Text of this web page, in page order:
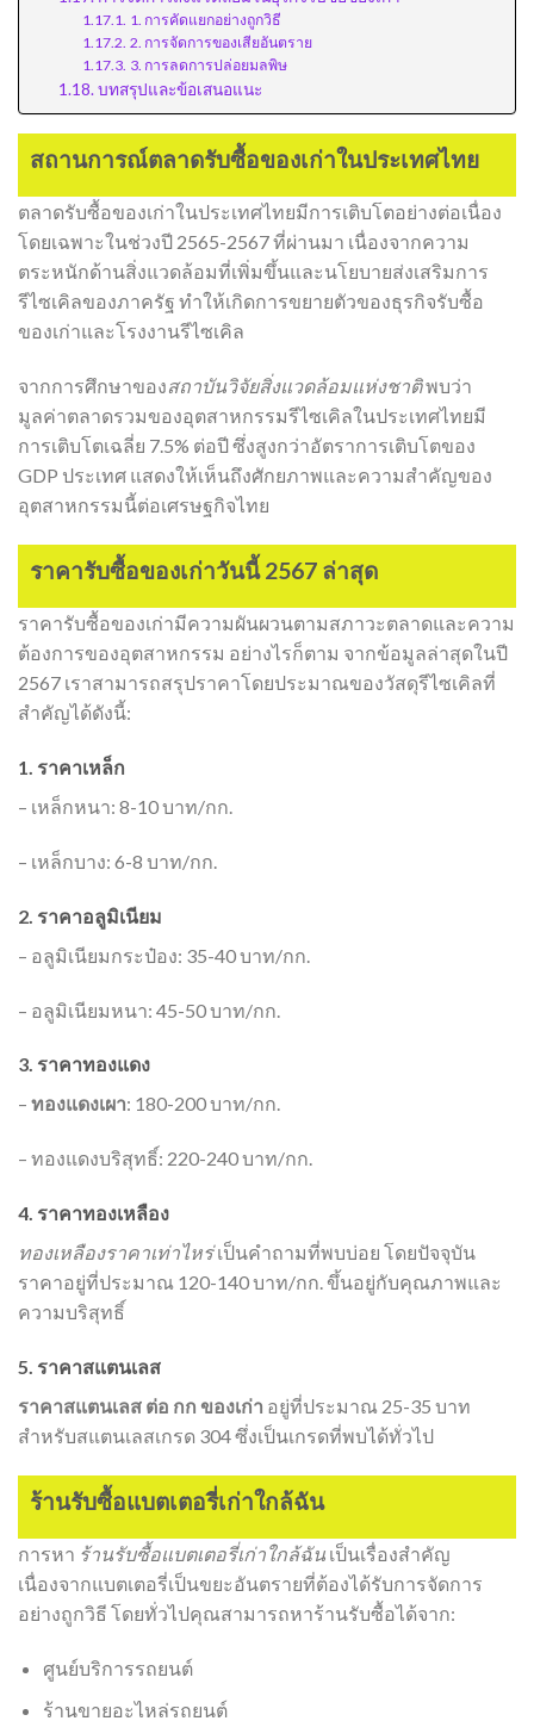
1. การคัดแยกอย่างถูกวิธี
2. การจัดการของเสียอันตราย
3. การลดการปล่อยมลพิษ
บทสรุปและข้อเสนอแนะ
สถานการณ์ตลาดรับซื้อของเก่าในประเทศไทย
ตลาดรับซื้อของเก่าในประเทศไทยมีการเติบโตอย่างต่อเนื่อง
โดยเฉพาะในช่วงปี 2565-2567 ที่ผ่านมา เนื่องจากความ
ตระหนักด้านสิ่งแวดล้อมที่เพิ่มขึ้นและนโยบายส่งเสริมการ
รีไซเคิลของภาครัฐ ทำให้เกิดการขยายตัวของธุรกิจรับซื้อ
ของเก่าและโรงงานรีไซเคิล
จากการศึกษาของสถาบันวิจัยสิ่งแวดล้อมแห่งชาติพบว่า
มูลค่าตลาดรวมของอุตสาหกรรมรีไซเคิลในประเทศไทยมี
การเติบโตเฉลี่ย 7.5% ต่อปี ซึ่งสูงกว่าอัตราการเติบโตของ
GDP ประเทศ แสดงให้เห็นถึงศักยภาพและความสำคัญของ
อุตสาหกรรมนี้ต่อเศรษฐกิจไทย
ราคารับซื้อของเก่าวันนี้ 2567 ล่าสุด
ราคารับซื้อของเก่ามีความผันผวนตามสภาวะตลาดและความ
ต้องการของอุตสาหกรรม อย่างไรก็ตาม จากข้อมูลล่าสุดในปี
2567 เราสามารถสรุปราคาโดยประมาณของวัสดุรีไซเคิลที่
สำคัญได้ดังนี้:
1. ราคาเหล็ก
– เหล็กหนา: 8-10 บาท/กก.
– เหล็กบาง: 6-8 บาท/กก.
2. ราคาอลูมิเนียม
– อลูมิเนียมกระป๋อง: 35-40 บาท/กก.
– อลูมิเนียมหนา: 45-50 บาท/กก.
3. ราคาทองแดง
– ทองแดงเผา: 180-200 บาท/กก.
– ทองแดงบริสุทธิ์: 220-240 บาท/กก.
4. ราคาทองเหลือง
ทองเหลืองราคาเท่าไหร่เป็นคำถามที่พบบ่อย โดยปัจจุบัน
ราคาอยู่ที่ประมาณ 120-140 บาท/กก. ขึ้นอยู่กับคุณภาพและ
ความบริสุทธิ์
5. ราคาสแตนเลส
ราคาสแตนเลส ต่อ กก ของเก่า อยู่ที่ประมาณ 25-35 บาท
สำหรับสแตนเลสเกรด 304 ซึ่งเป็นเกรดที่พบได้ทั่วไป
ร้านรับซื้อแบตเตอรี่เก่าใกล้ฉัน
การหา ร้านรับซื้อแบตเตอรี่เก่าใกล้ฉัน เป็นเรื่องสำคัญ
เนื่องจากแบตเตอรี่เป็นขยะอันตรายที่ต้องได้รับการจัดการ
อย่างถูกวิธี โดยทั่วไปคุณสามารถหาร้านรับซื้อได้จาก:
ศูนย์บริการรถยนต์
ร้านขายอะไหล่รถยนต์